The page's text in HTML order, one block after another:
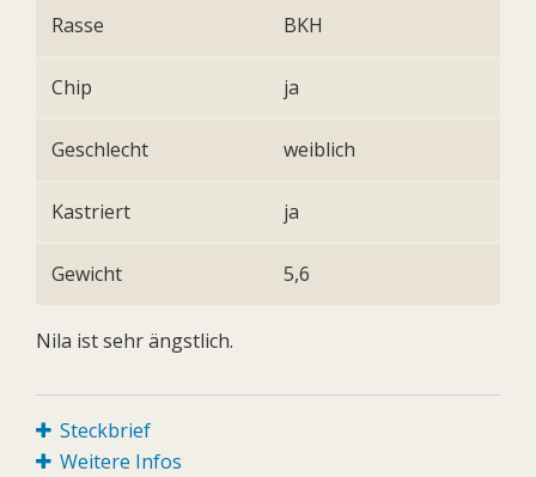
Rasse BKH
Chip ja
Geschlecht weiblich
Kastriert ja
Gewicht 5,6
Nila ist sehr ängstlich.
Steckbrief
Weitere Infos